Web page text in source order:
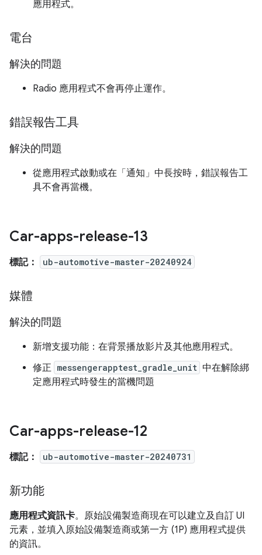
應用程式。
電台
解決的問題
Radio 應用程式不會再停止運作。
錯誤報告工具
解決的問題
從應用程式啟動或在「通知」 中長按時，錯誤報告工
具不會再當機。
Car-apps-release-13
標記： ub-automotive-master-20240924
媒體
解決的問題
新增支援功能：在背景播放影片及其他應用程式。
修正 messengerapptest_gradle_unit 中在解除綁
定應用程式時發生的當機問題
Car-apps-release-12
標記： ub-automotive-master-20240731
新功能
應用程式資訊卡。原始設備製造商現在可以建立及自訂 UI
元素，並填入原始設備製造商或第一方 (1P) 應用程式提供
的資訊。